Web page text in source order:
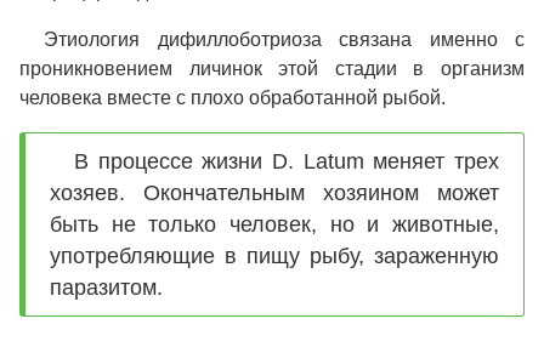
Этиология дифиллоботриоза связана именно с
проникновением личинок этой стадии в организм
человека вместе с плохо обработанной рыбой.
В процессе жизни D. Latum меняет трех
хозяев. Окончательным хозяином может
быть не только человек, но и животные,
употребляющие в пищу рыбу, зараженную
паразитом.